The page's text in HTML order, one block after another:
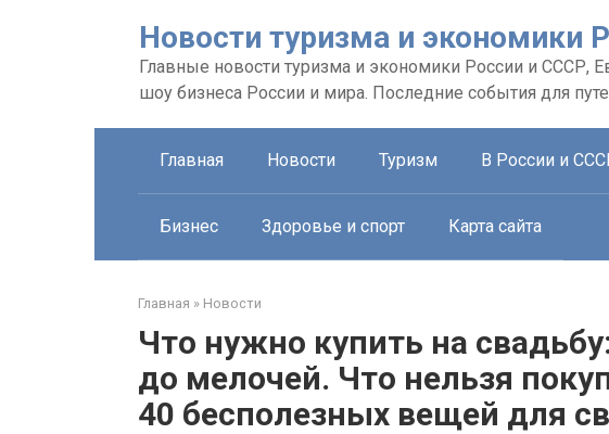
Новости туризма и
Главные новости туризма и экономики России и СССР,
шоу бизнеса России и мира. Последние события для
Главная Новости Туризм В России и
Бизнес Здоровье и спорт Карта сайта
Главная » Новости
Что нужно купить на
до мелочей. Что нельзя
40 бесполезных вещей для